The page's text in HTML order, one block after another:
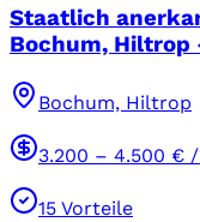
Staatlich
Bochum, Hiltrop
Bochum, Hiltrop
3.200 – 4.500 €
15 Vorteile